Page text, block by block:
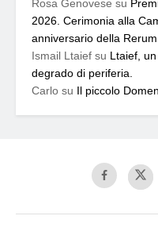
Rosa Genovese su
2026. Cerimonia alla
anniversario della
Ismail Ltaief su Ltaief,
degrado di periferia.
Carlo su Il piccolo